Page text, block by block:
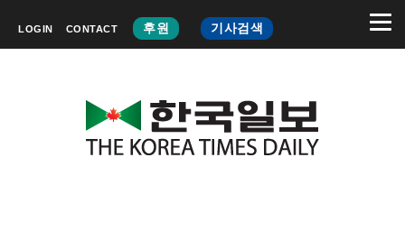
LOGIN CONTACT 후원 기사검색